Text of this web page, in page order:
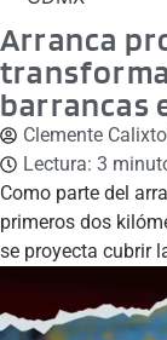
Arranca
barrancas
Clemente
Lectura: 3
Como parte del
primeros dos
se proyecta cubrir